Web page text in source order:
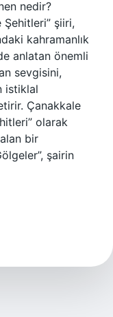
nedir?
Şehitleri” şiiri,
kahramanlık
anlatan önemli
sevgisini,
istiklal
Çanakkale
olarak
bir
şairin